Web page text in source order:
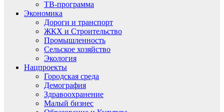
ТВ-программа
Экономика
Дороги и транспорт
ЖКХ и Строительство
Промышленность
Сельское хозяйство
Экология
Нацпроекты
Городская среда
Демография
Здравоохранение
Малый бизнес